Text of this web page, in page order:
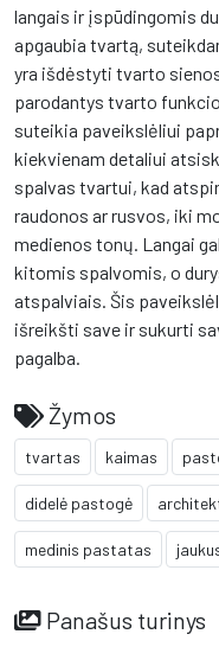
langais ir įspūdingomis
apgaubia tvartą,
yra išdėstyti tvarto
parodantys tvarto
suteikia paveikslėliui
kiekvienam detaliui
spalvas tvartui, kad
raudonos ar rusvos, iki
medienos tonų. Langai
kitomis spalvomis, o
atspalviais. Šis
išreikšti save ir sukurti
pagalba.
Žymos
tvartas kaimas
didelė pastogė
medinis pastatas
Panašus turinys